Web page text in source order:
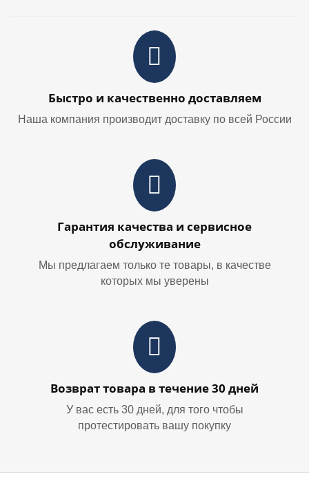
Быстро и качественно доставляем
Наша компания производит доставку по всей России
Гарантия качества и сервисное
обслуживание
Мы предлагаем только те товары, в качестве
которых мы уверены
Возврат товара в течение 30 дней
У вас есть 30 дней, для того чтобы
протестировать вашу покупку